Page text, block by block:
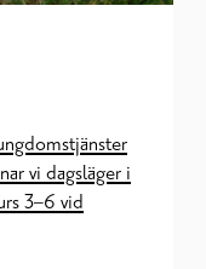
vi dagsläger i
3–6 vid